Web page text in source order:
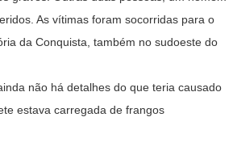
As vítimas foram socorridas para o
da Conquista, também no sudoeste do
não há detalhes do que teria causado
estava carregada de frangos